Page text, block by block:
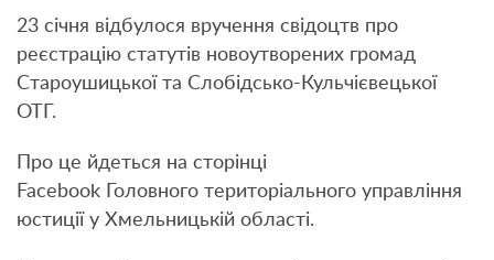
23 січня відбулося вручення свідоцтв про
реєстрацію статутів новоутворених громад
Староушицької та Слобідсько-Кульчієвецької
ОТГ.
Про це йдеться на сторінці
Facebook Головного територіального управління
юстиції у Хмельницькій області.